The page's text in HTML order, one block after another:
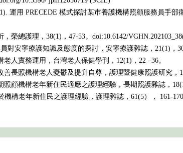
運用 PRECEDE 模式探討某巿養護機構照顧服務員手
榮總護理，38(1)，47-53。doi:10.6142/
對安寧療護知識及態度的探討，安寧療護雜誌，21(1)，
人實務運用，台灣老人保健學刊，12(1)，22 –36。
長照機構老人憂鬱及提升自尊，護理暨健康照護研究，
顧機構老年新住民適應之護理經驗，長期照護雜誌，
機構老年新住民之護理經驗，護理雜誌，61(5）， 161-